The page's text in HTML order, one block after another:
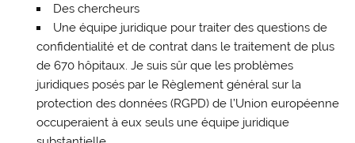
Des chercheurs
Une équipe juridique pour traiter des questions de
confidentialité et de contrat dans le traitement de plus
de 670 hôpitaux. Je suis sûr que les problèmes
juridiques posés par le Règlement général sur la
protection des données (RGPD) de l’Union européenne
occuperaient à eux seuls une équipe juridique